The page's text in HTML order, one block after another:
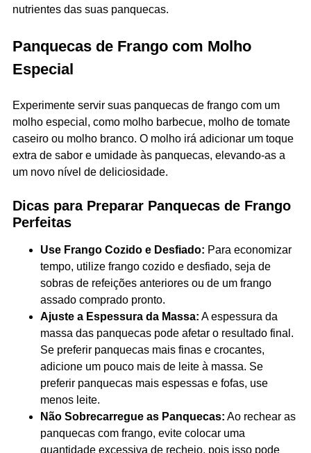
nutrientes das suas panquecas.
Panquecas de Frango com Molho
Especial
Experimente servir suas panquecas de frango com um
molho especial, como molho barbecue, molho de tomate
caseiro ou molho branco. O molho irá adicionar um toque
extra de sabor e umidade às panquecas, elevando-as a
um novo nível de deliciosidade.
Dicas para Preparar Panquecas de Frango
Perfeitas
Use Frango Cozido e Desfiado: Para economizar
tempo, utilize frango cozido e desfiado, seja de
sobras de refeições anteriores ou de um frango
assado comprado pronto.
Ajuste a Espessura da Massa: A espessura da
massa das panquecas pode afetar o resultado final.
Se preferir panquecas mais finas e crocantes,
adicione um pouco mais de leite à massa. Se
preferir panquecas mais espessas e fofas, use
menos leite.
Não Sobrecarregue as Panquecas: Ao rechear as
panquecas com frango, evite colocar uma
quantidade excessiva de recheio, pois isso pode